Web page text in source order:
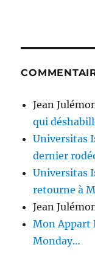
Jean
qui
Universitas
dernier
Universitas
retourne à
Jean
Mon Appart
Monday…